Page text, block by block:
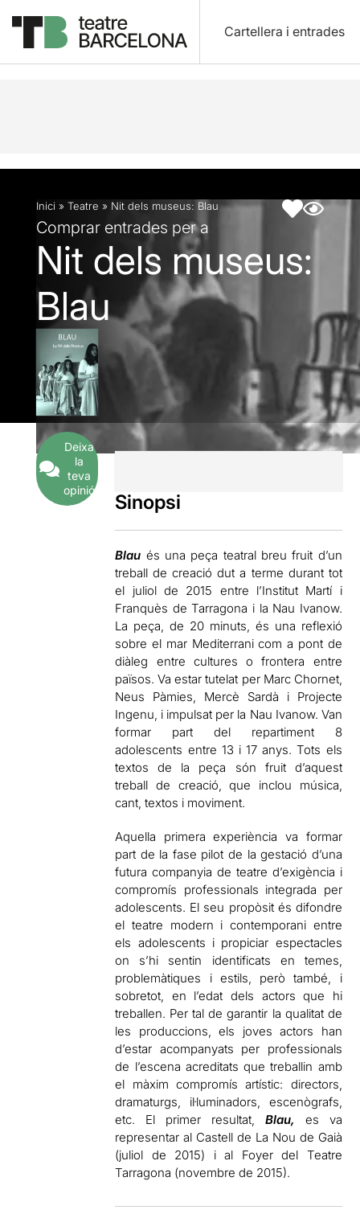
Cartellera i entrades
Descripció Fitxa artística
Inici » Teatre » Nit dels museus: Blau
Comprar entrades per a
Nit dels museus:
Blau
Deixa
la
teva
opinió
Sinopsi
Blau és una peça teatral breu fruit d’un
treball de creació dut a terme durant tot
el juliol de 2015 entre l’Institut Martí i
Franquès de Tarragona i la Nau Ivanow.
La peça, de 20 minuts, és una reflexió
sobre el mar Mediterrani com a pont de
diàleg entre cultures o frontera entre
països. Va estar tutelat per Marc Chornet,
Neus Pàmies, Mercè Sardà i Projecte
Ingenu, i impulsat per la Nau Ivanow. Van
formar part del repartiment 8
adolescents entre 13 i 17 anys. Tots els
textos de la peça són fruit d’aquest
treball de creació, que inclou música,
cant, textos i moviment.
Aquella primera experiència va formar
part de la fase pilot de la gestació d’una
futura companyia de teatre d’exigència i
compromís professionals integrada per
adolescents. El seu propòsit és difondre
el teatre modern i contemporani entre
els adolescents i propiciar espectacles
on s’hi sentin identificats en temes,
problemàtiques i estils, però també, i
sobretot, en l’edat dels actors que hi
treballen. Per tal de garantir la qualitat de
les produccions, els joves actors han
d’estar acompanyats per professionals
de l’escena acreditats que treballin amb
el màxim compromís artístic: directors,
dramaturgs, il·luminadors, escenògrafs,
etc. El primer resultat, Blau, es va
representar al Castell de La Nou de Gaià
(juliol de 2015) i al Foyer del Teatre
Tarragona (novembre de 2015).